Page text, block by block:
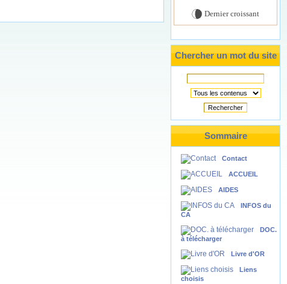
Dernier croissant
Chercher un mot du site
Rechercher
Sommaire
Contact
ACCUEIL
AIDES
INFOS du
CA
DOC.
à télécharger
Livre d'OR
Liens
choisis